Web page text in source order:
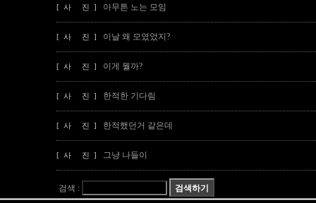
[ 사 진 ] 아무튼 노는 모임
[ 사 진 ] 이날 왜 모였었지?
[ 사 진 ] 이게 뭘까?
[ 사 진 ] 한적한 기다림
[ 사 진 ] 한적했던거 같은데
[ 사 진 ] 그냥 나들이
검색 :